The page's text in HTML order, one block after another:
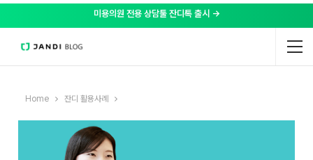
미용의원 전용 상담툴 잔디톡 출시 →
Home 잔디 활용사례